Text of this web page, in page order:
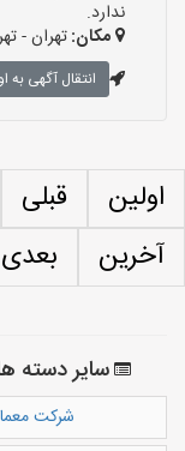
ندارد.
مکان:تهران -
انتقال آگهی به
اولین قبلی
بعدی آخرین
سایر دسته
شرکت